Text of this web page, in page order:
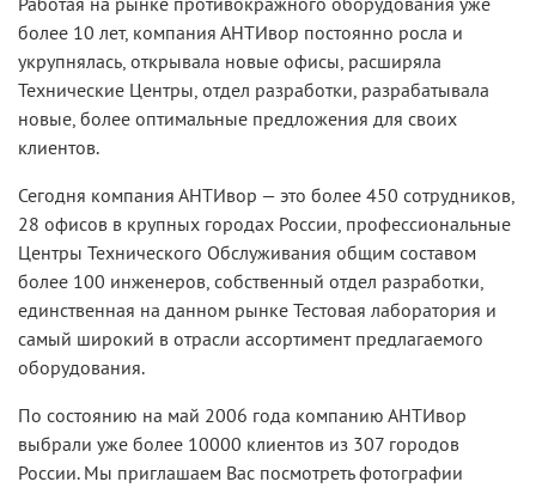
более 10 лет, компания АНТИвор постоянно росла и
укрупнялась, открывала новые офисы, расширяла
Технические Центры, отдел разработки, разрабатывала
новые, более оптимальные предложения для своих
клиентов.
Сегодня компания АНТИвор — это более 450 сотрудников,
28 офисов в крупных городах России, профессиональные
Центры Технического Обслуживания общим составом
более 100 инженеров, собственный отдел разработки,
единственная на данном рынке Тестовая лаборатория и
самый широкий в отрасли ассортимент предлагаемого
оборудования.
По состоянию на май 2006 года компанию АНТИвор
выбрали уже более 10000 клиентов из 307 городов
России. Мы приглашаем Вас посмотреть фотографии